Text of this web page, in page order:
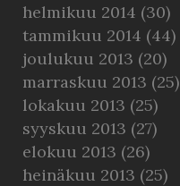
helmikuu 2014 (30)
tammikuu 2014 (44)
joulukuu 2013 (20)
marraskuu 2013 (25)
lokakuu 2013 (25)
syyskuu 2013 (27)
elokuu 2013 (26)
heinäkuu 2013 (25)